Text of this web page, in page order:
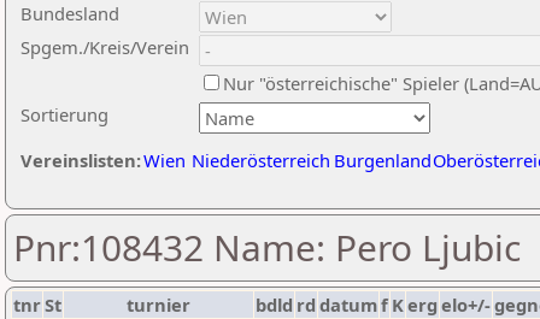
Sortierung
Bundesland
Spgem./Kreis/Verein
Nur "österreichische" Spieler
Vereinslisten:Wien Niederösterreich Burgenland
Pnr:108432 Name: Pero Ljubic
tnrSt turnier bdld rd datumf Kerg elo+/-